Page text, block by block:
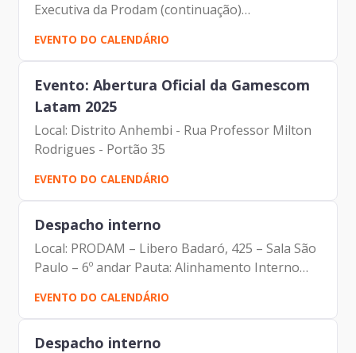
Executiva da Prodam (continuação)
Participantes: Benício Alves Teixeira (Diretor de
Participação da Prodam) Elias Fares Hadi
(Diretor de...
EVENTO DO CALENDÁRIO
Evento: Abertura Oficial da Gamescom
Latam 2025
Local: Distrito Anhembi - Rua Professor Milton
Rodrigues - Portão 35
EVENTO DO CALENDÁRIO
Despacho interno
Local: PRODAM – Libero Badaró, 425 – Sala São
Paulo – 6º andar Pauta: Alinhamento Interno
Participantes: Francisco de Padovan Forbes (
Presidente da Prodam) Membros da Equipes
DDS | DRM
EVENTO DO CALENDÁRIO
Despacho interno